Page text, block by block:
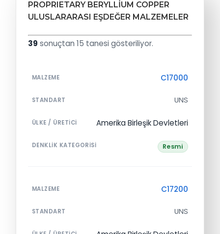
PROPRIETARY BERYLLIUM COPPER
ULUSLARARASI EŞDEĞER MALZEMELER
39 sonuçtan 15 tanesi gösteriliyor.
MALZEME C17000
STANDART UNS
ÜLKE / ÜRETICI Amerika Birleşik Devletleri
DENKLIK KATEGORISI Resmi
MALZEME C17200
STANDART UNS